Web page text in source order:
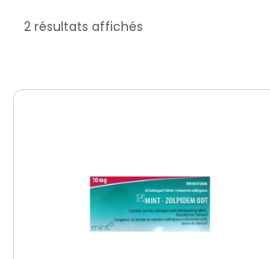
2 résultats affichés